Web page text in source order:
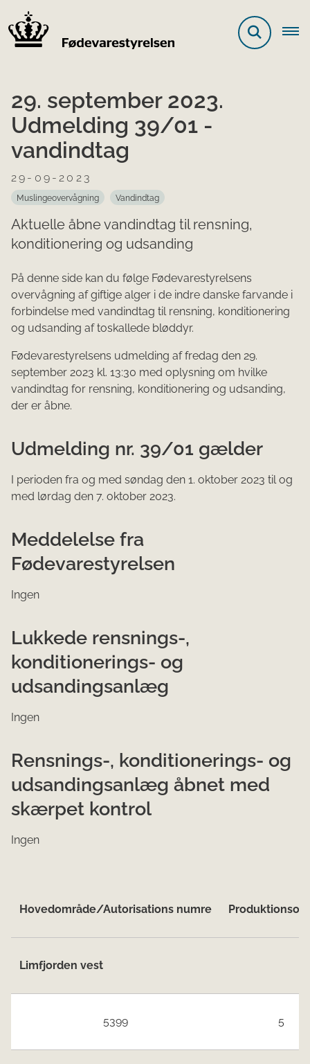
29. september 2023.
Udmelding 39/01 -
vandindtag
29-09-2023
Muslingeovervågning Vandindtag
Aktuelle åbne vandindtag til rensning,
konditionering og udsanding
På denne side kan du følge Fødevarestyrelsens
overvågning af giftige alger i de indre danske farvande i
forbindelse med vandindtag til rensning, konditionering
og udsanding af toskallede bløddyr.
Fødevarestyrelsens ud​melding af fredag den 29.
september 2023 kl. 13:30 med oplysning om hvilke
vandindtag for rensning, konditionering og udsanding,
der er åbne.
Udmelding nr. 39/01 gælder
I perioden fra og med søndag den 1. oktober 2023 til og
med lørdag den 7. oktober 2023.​
Meddelelse fra
Fødevarestyrelsen
Ingen
Lukkede rensnings-,
konditionerings- og
udsandingsanlæg
Ingen
Rensnings-, konditionerings- og
udsandingsanlæg åbnet med
skærpet kontrol
Ingen
Hovedområde/Autorisations numre
Limfjorden vest
5399 5